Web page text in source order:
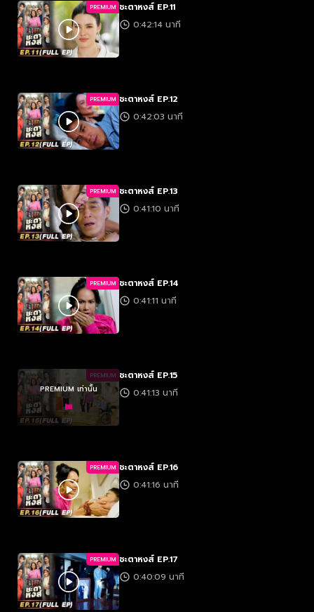
PREMIUM ชะตาหงส์ EP.11
0:42:14 นาที
PREMIUM ชะตาหงส์ EP.12
0:42:03 นาที
PREMIUM ชะตาหงส์ EP.13
0:41:10 นาที
PREMIUM ชะตาหงส์ EP.14
0:41:11 นาที
PREMIUM
PREMIUM เท่านั้น
ชะตาหงส์ EP.15
0:41:13 นาที
PREMIUM ชะตาหงส์ EP.16
0:41:16 นาที
PREMIUM ชะตาหงส์ EP.17
0:40:09 นาที